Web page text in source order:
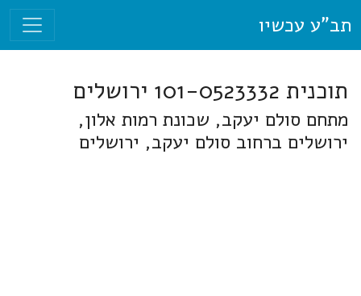
תב"ע עכשיו
תוכנית 101-0523332 ירושלים
מתחם סולם יעקב, שכונת רמות אלון,
ירושלים ברחוב סולם יעקב, ירושלים